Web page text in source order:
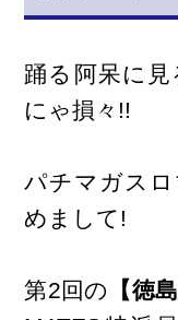
踊る阿呆に見
にゃ損々!!
パチマガス
めまして!
第2回の 【徳